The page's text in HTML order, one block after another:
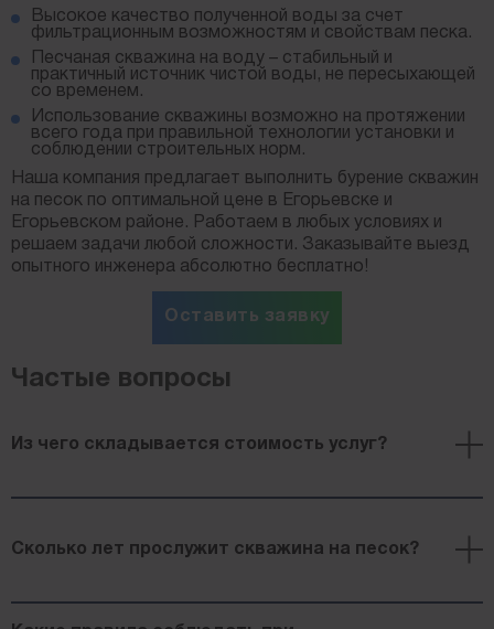
Высокое качество полученной воды за счет
фильтрационным возможностям и свойствам песка.
Песчаная скважина на воду – стабильный и
практичный источник чистой воды, не пересыхающей
со временем.
Использование скважины возможно на протяжении
всего года при правильной технологии установки и
соблюдении строительных норм.
Наша компания предлагает выполнить бурение скважин
на песок по оптимальной цене в Егорьевске и
Егорьевском районе. Работаем в любых условиях и
решаем задачи любой сложности. Заказывайте выезд
опытного инженера абсолютно бесплатно!
Оставить заявку
Частые вопросы
Из чего складывается стоимость услуг?
выбранной трубы. Сложные грунты увеличивают
Сколько лет прослужит скважина на песок?